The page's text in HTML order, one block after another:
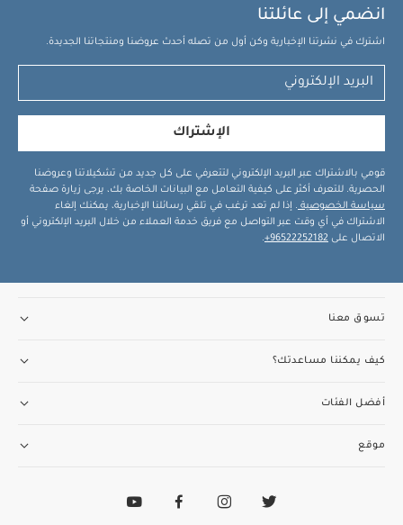
انضمي إلى عائلتنا
اشترك في نشرتنا الإخبارية وكن أول من تصله أحدث عروضنا ومنتجاتنا الجديدة.
الإشتراك
قومي بالاشتراك عبر البريد الإلكتروني لتتعرفي على كل جديد من تشكيلاتنا وعروضنا
الحصرية. للتعرف أكثر على كيفية التعامل مع البيانات الخاصة بك، يرجى زيارة صفحة
سياسة الخصوصية . إذا لم تعد ترغب في تلقي رسائلنا الإخبارية، يمكنك إلغاء
الاشتراك في أي وقت عبر التواصل مع فريق خدمة العملاء من خلال البريد الإلكتروني أو
الاتصال على 96522252182+
.
تسوق معنا
كيف يمكننا مساعدتك؟
أفضل الفئات
موقع